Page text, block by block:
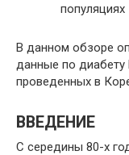
популяциях
В данном обзоре
данные по диабету
проведенных в
ВВЕДЕНИЕ
С середины 80-х